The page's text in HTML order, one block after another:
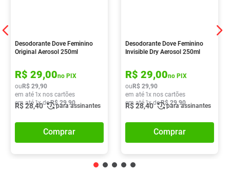
Desodorante Dove Feminino
Original Aerosol 250ml
R$ 29,00no PIX
ouR$ 29,90
em até 1x nos cartões
em até 1x deR$ 29,90
R$28,40 para assinantes
Comprar
Desodorante Dove Feminino
Invisible Dry Aerosol 250ml
R$ 29,00no PIX
ouR$ 29,90
em até 1x nos cartões
em até 1x deR$ 29,90
R$28,40 para assinantes
Comprar